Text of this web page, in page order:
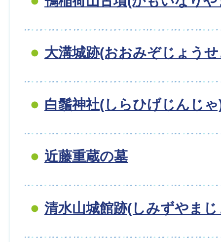
大溝城跡(おおみぞじょう
白鬚神社(しらひげじんじゃ
近藤重蔵の墓
清水山城館跡(しみずやま